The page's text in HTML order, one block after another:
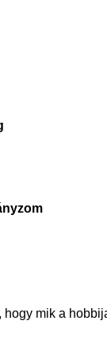
, hogy mik a